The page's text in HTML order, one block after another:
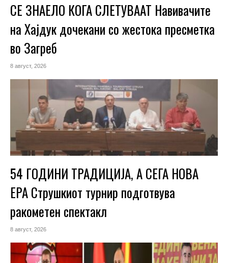
СЕ ЗНАЕЛО КОГА СЛЕТУВААТ Навивачите
на Хајдук дочекани со жестока пресметка
во Загреб
8 август, 2026
54 ГОДИНИ ТРАДИЦИЈА, А СЕГА НОВА
ЕРА Струшкиот турнир подготвува
ракометен спектакл
8 август, 2026